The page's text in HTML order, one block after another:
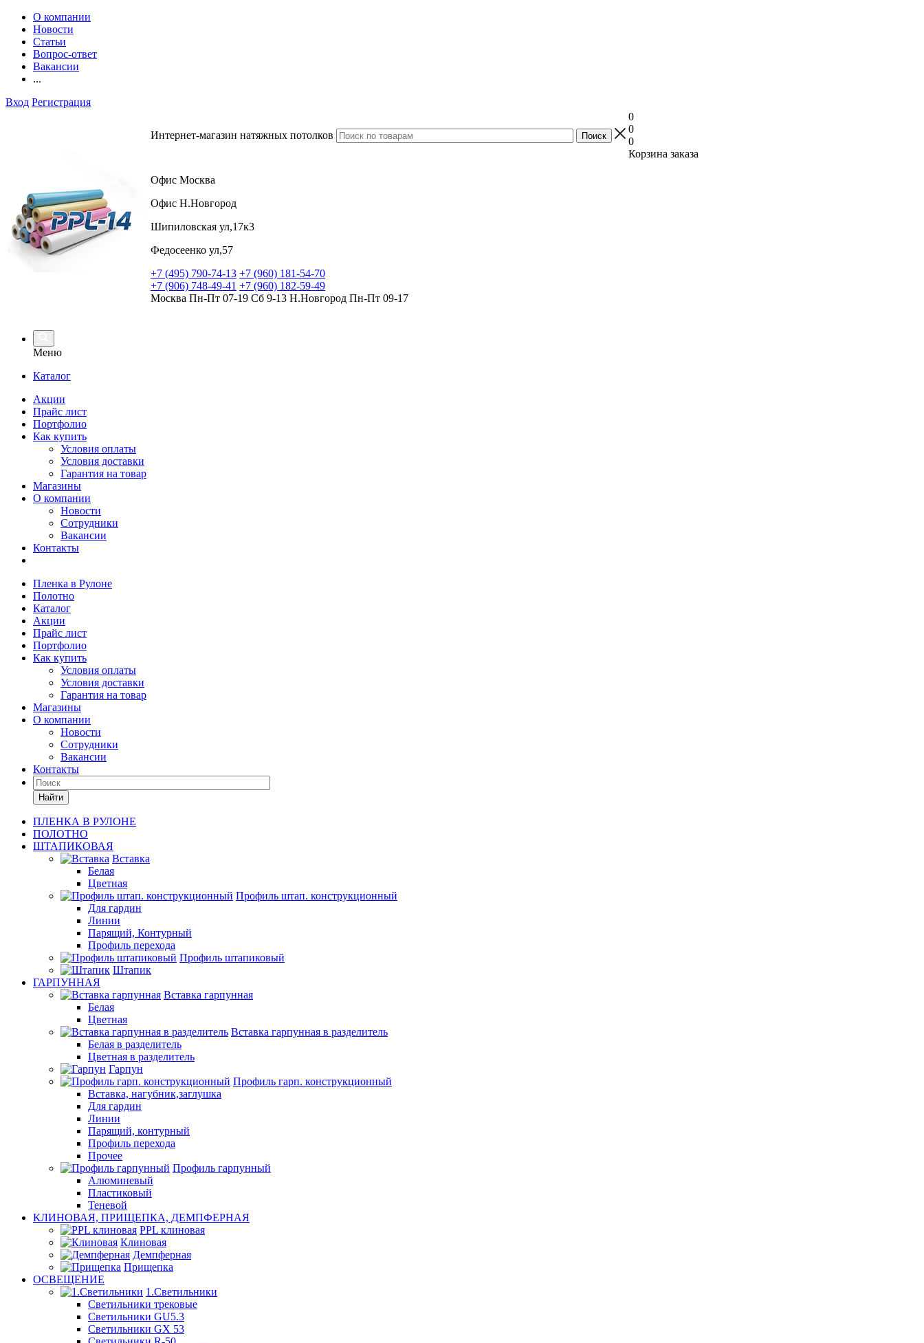
О компании
Новости
Статьи
Вопрос-ответ
Вакансии
...
Вход Регистрация
Интернет-магазин натяжных потолков
0
0
0
Корзина заказа
Офис Москва
Офис Н.Новгород
Шипиловская ул,17к3
Федосеенко ул,57
+7 (495) 790-74-13 +7 (960) 181-54-70
+7 (906) 748-49-41 +7 (960) 182-59-49
Москва Пн-Пт 07-19 Сб 9-13 Н.Новгород Пн-Пт 09-17
Меню
Каталог
Акции
Прайс лист
Портфолио
Как купить
Условия оплаты
Условия доставки
Гарантия на товар
Магазины
О компании
Новости
Сотрудники
Вакансии
Контакты
Пленка в Рулоне
Полотно
Каталог
Акции
Прайс лист
Портфолио
Как купить
Условия оплаты
Условия доставки
Гарантия на товар
Магазины
О компании
Новости
Сотрудники
Вакансии
Контакты
Найти
ПЛЕНКА В РУЛОНЕ
ПОЛОТНО
ШТАПИКОВАЯ
Вставка
Белая
Цветная
Профиль штап. конструкционный
Для гардин
Линии
Парящий, Контурный
Профиль перехода
Профиль штапиковый
Штапик
ГАРПУННАЯ
Вставка гарпунная
Белая
Цветная
Вставка гарпунная в разделитель
Белая в разделитель
Цветная в разделитель
Гарпун
Профиль гарп. конструкционный
Вставка, нагубник,заглушка
Для гардин
Линии
Парящий, контурный
Профиль перехода
Прочее
Профиль гарпунный
Алюминевый
Пластиковый
Теневой
КЛИНОВАЯ, ПРИЩЕПКА, ДЕМПФЕРНАЯ
PPL клиновая
Клиновая
Демпферная
Прищепка
ОСВЕЩЕНИЕ
1.Светильники
Светильники трековые
Светильники GU5.3
Светильники GX 53